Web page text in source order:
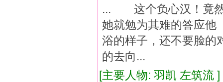
... 这个负心汉！竟
她就勉为其难的答
浴的样子，还不要脸
的去向...
[主要人物: 羽凯 左筑